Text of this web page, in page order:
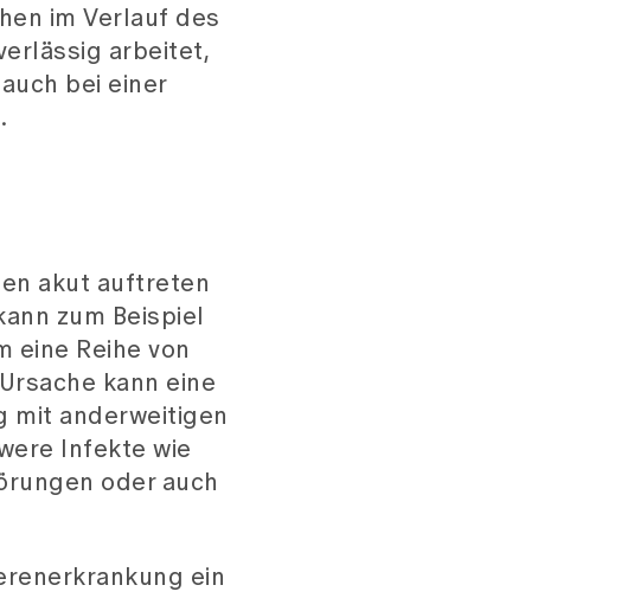
im Verlauf des
arbeitet,
bei einer
akut auftreten
zum Beispiel
eine Reihe von
kann eine
mit anderweitigen
Infekte wie
oder auch
ein